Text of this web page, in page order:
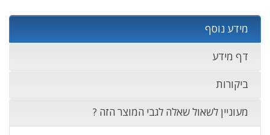
מידע נוסף
דף מידע
ביקורות
מעוניין לשאול שאלה לגבי המוצר הזה ?